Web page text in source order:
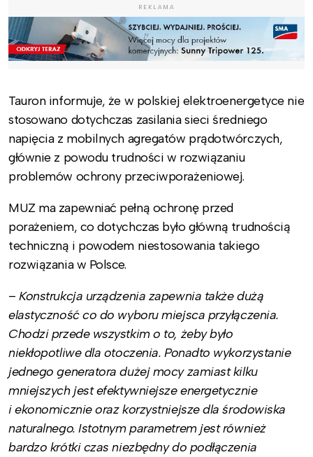
REKLAMA
Tauron informuje, że w polskiej elektroenergetyce nie
stosowano dotychczas zasilania sieci średniego
napięcia z mobilnych agregatów prądotwórczych,
głównie z powodu trudności w rozwiązaniu
problemów ochrony przeciwporażeniowej.
MUZ ma zapewniać pełną ochronę przed
porażeniem, co dotychczas było główną trudnością
techniczną i powodem niestosowania takiego
rozwiązania w Polsce.
–Konstrukcja urządzenia zapewnia także dużą
elastyczność co do wyboru miejsca przyłączenia.
Chodzi przede wszystkim o to, żeby było
niekłopotliwe dla otoczenia. Ponadto wykorzystanie
jednego generatora dużej mocy zamiast kilku
mniejszych jest efektywniejsze energetycznie
i ekonomicznie oraz korzystniejsze dla środowiska
naturalnego. Istotnym parametrem jest również
bardzo krótki czas niezbędny do podłączenia